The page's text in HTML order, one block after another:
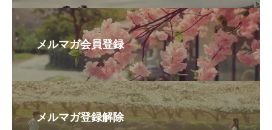
メルマガ会員登録
メルマガ登録解除